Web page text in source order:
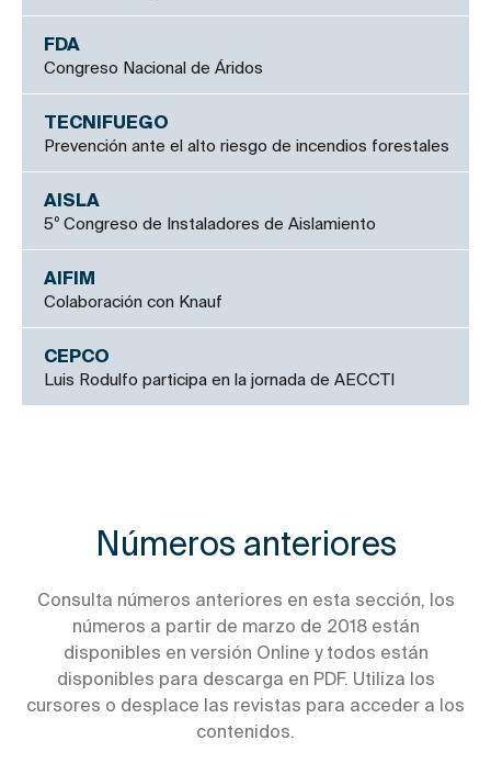
FDA
Congreso Nacional de Áridos
TECNIFUEGO
Prevención ante el alto riesgo de incendios forestales
AISLA
5º Congreso de Instaladores de Aislamiento
AIFIM
Colaboración con Knauf
CEPCO
Luis Rodulfo participa en la jornada de AECCTI
Números anteriores
Consulta números anteriores en esta sección, los
números a partir de marzo de 2018 están
disponibles en versión Online y todos están
disponibles para descarga en PDF. Utiliza los
cursores o desplace las revistas para acceder a los
contenidos.